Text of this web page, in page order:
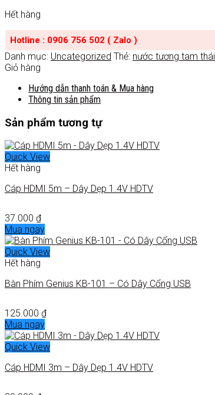
Hết hàng
Hotline : 0906 756 502 ( Zalo )
Danh mục: Uncategorized Thẻ: nước tương tam
Giỏ hàng
Hướng dẫn thanh toán & Mua hàng
Thông tin sản phẩm
Sản phẩm tương tự
Quick View
Hết hàng
Cáp HDMI 5m – Dây Dẹp 1.4V HDTV
37.000 ₫
Mua ngay
Quick View
Hết hàng
Bàn Phím Genius KB-101 – Có Dây Cổng USB
125.000 ₫
Mua ngay
Quick View
Cáp HDMI 3m – Dây Dẹp 1.4V HDTV